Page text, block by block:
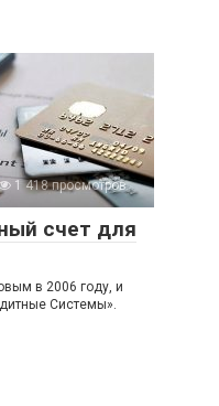
1 418 просмотров
счет для
в 2006 году, и
Системы».